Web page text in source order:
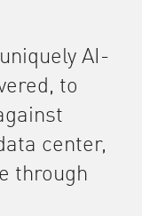
AI-
to
center,
through